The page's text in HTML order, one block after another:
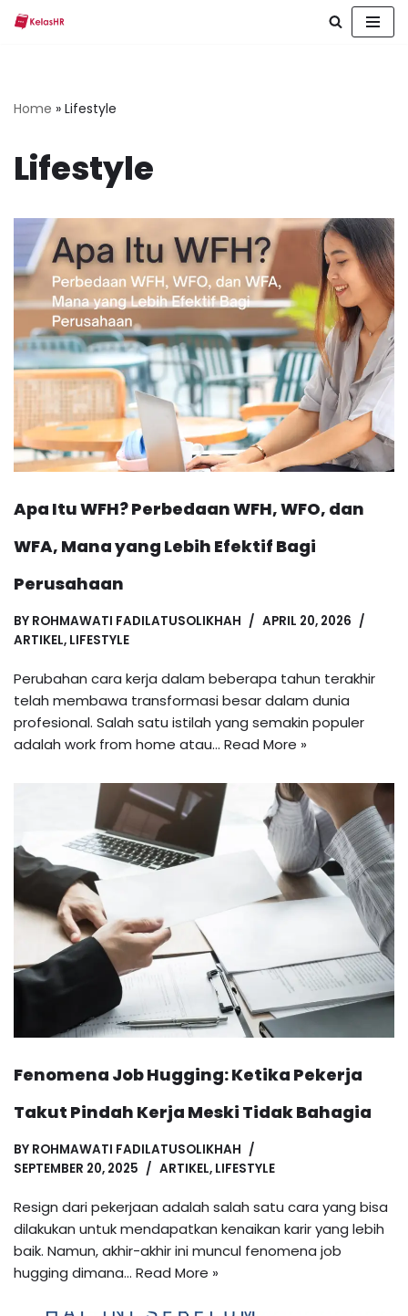
Home » Lifestyle
Lifestyle
Apa Itu WFH? Perbedaan WFH, WFO, dan
WFA, Mana yang Lebih Efektif Bagi
Perusahaan
BY ROHMAWATI FADILATUSOLIKHAH
APRIL 20, 2026
ARTIKEL, LIFESTYLE
Perubahan cara kerja dalam beberapa tahun terakhir
telah membawa transformasi besar dalam dunia
profesional. Salah satu istilah yang semakin populer
adalah work from home atau… Read More »
Fenomena Job Hugging: Ketika Pekerja
Takut Pindah Kerja Meski Tidak Bahagia
BY ROHMAWATI FADILATUSOLIKHAH
SEPTEMBER 20, 2025
ARTIKEL, LIFESTYLE
Resign dari pekerjaan adalah salah satu cara yang bisa
dilakukan untuk mendapatkan kenaikan karir yang lebih
baik. Namun, akhir-akhir ini muncul fenomena job
hugging dimana… Read More »